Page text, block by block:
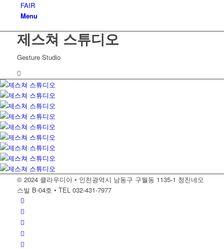
FAIR
Menu
제스쳐 스튜디오
Gesture Studio
© 2024 클라우디아 • 인천광역시 남동구 구월동 1135-1 청진네오
스빌 B-04호 • TEL 032-431-7977